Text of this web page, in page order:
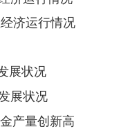
济运行情况
展状况
展状况
产量创新高